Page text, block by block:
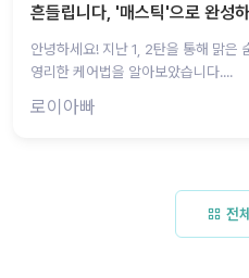
흔들립니다, '매스틱'으로 완성
안녕하세요! 지난 1, 2탄을 통해 맑은
영리한 케어법을 알아보았습니다....
로이아빠
전